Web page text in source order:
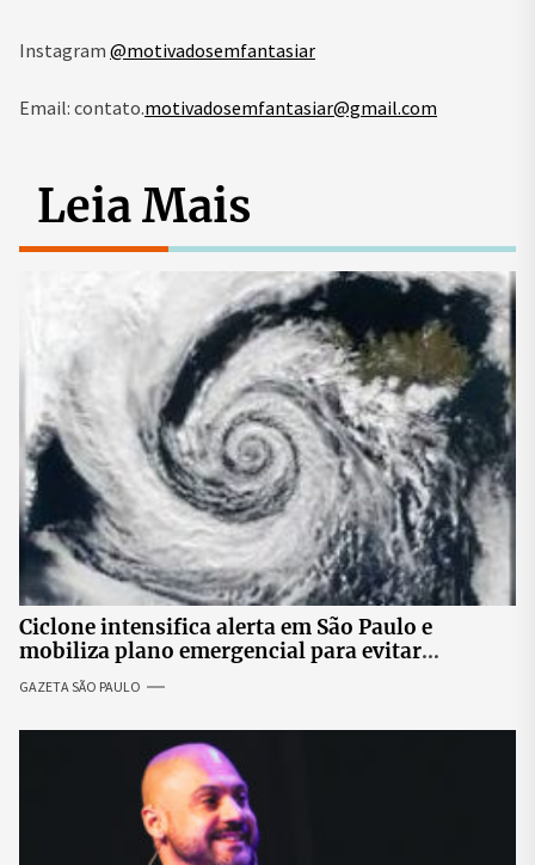
Instagram @motivadosemfantasiar
Email: contato.motivadosemfantasiar@gmail.com
Leia Mais
Ciclone intensifica alerta em São Paulo e
mobiliza plano emergencial para evitar
impactos no fornecimento de energia
GAZETA SÃO PAULO